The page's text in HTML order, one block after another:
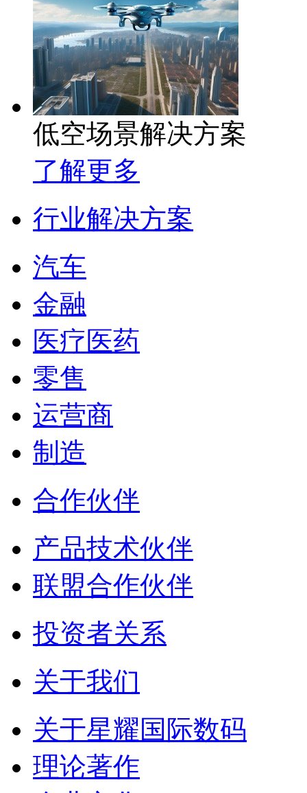
低空场景解决方案
了解更多
行业解决方案
汽车
金融
医疗医药
零售
运营商
制造
合作伙伴
产品技术伙伴
联盟合作伙伴
投资者关系
关于我们
关于星耀国际数码
理论著作